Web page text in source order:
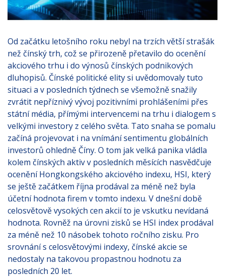
Od začátku letošního roku nebyl na trzích větší strašák
než čínský trh, což se přirozeně přetavilo do ocenění
akciového trhu i do výnosů čínských podnikových
dluhopisů. Čínské politické elity si uvědomovaly tuto
situaci a v posledních týdnech se všemožně snažily
zvrátit nepříznivý vývoj pozitivními prohlášeními přes
státní média, přímými intervencemi na trhu i dialogem s
velkými investory z celého světa. Tato snaha se pomalu
začíná projevovat i na vnímání sentimentu globálních
investorů ohledně Číny. O tom jak velká panika vládla
kolem čínských aktiv v posledních měsících nasvědčuje
ocenění Hongkongského akciového indexu, HSI, který
se ještě začátkem října prodával za méně než byla
účetní hodnota firem v tomto indexu. V dnešní době
celosvětově vysokých cen akcií to je vskutku nevídaná
hodnota. Rovněž na úrovni zisků se HSI index prodával
za méně než 10 násobek tohoto ročního zisku. Pro
srovnání s celosvětovými indexy, čínské akcie se
nedostaly na takovou propastnou hodnotu za
posledních 20 let.